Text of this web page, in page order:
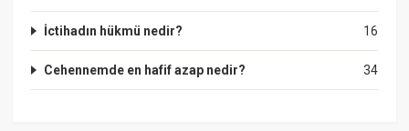
16
İctihadın hükmü nedir?
34
Cehennemde en hafif azap nedir?